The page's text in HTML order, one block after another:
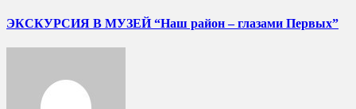
ЭКСКУРСИЯ В МУЗЕЙ “Наш район – глазами Первых”